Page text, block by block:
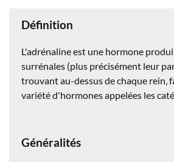
Définition
L'adrénaline est une hormone
surrénales (plus précisément leur
trouvant au-dessus de chaque rein,
variété d'hormones appelées les
Généralités